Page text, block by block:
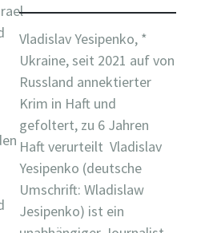
Vladislav Yesipenko, *
Ukraine, seit 2021 auf von
Russland annektierter
Krim in Haft und
gefoltert, zu 6 Jahren
Haft verurteilt Vladislav
Yesipenko (deutsche
Umschrift: Wladislaw
Jesipenko) ist ein